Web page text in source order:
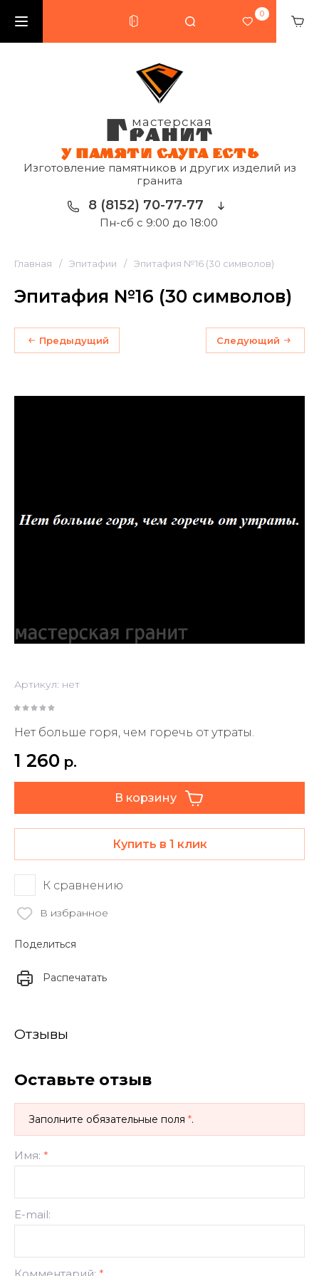
0
мастерская
ГРАНИТ
У ПАМЯТИ СЛУГА ЕСТЬ
Изготовление памятников и других изделий из
гранита
8 (8152) 70-77-77
Пн-сб с 9:00 до 18:00
Главная / Эпитафии / Эпитафия №16 (30 символов)
Эпитафия №16 (30 символов)
Предыдущий Следующий
Артикул: нет
Нет больше горя, чем горечь от утраты.
1 260 р.
В корзину
Купить в 1 клик
К сравнению
В избранное
Поделиться
Распечатать
Отзывы
Оставьте отзыв
Заполните обязательные поля *.
Имя: *
E-mail: